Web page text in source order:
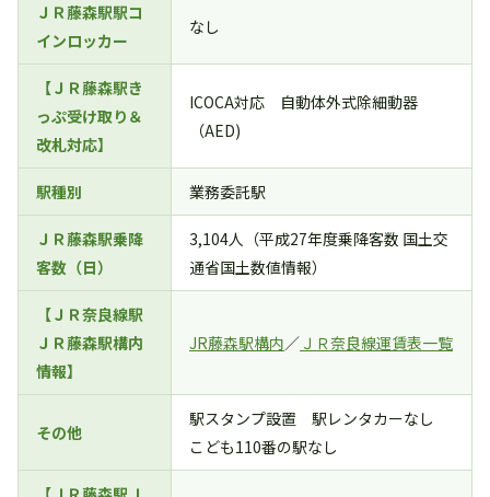
ＪＲ藤森駅駅コ
インロッカー
なし
【ＪＲ藤森駅き
っぷ受け取り＆
改札対応】
ICOCA対応 自動体外式除細動器
（AED)
駅種別 業務委託駅
ＪＲ藤森駅乗降
客数（日）
3,104人（平成27年度乗降客数 国土交
通省国土数値情報）
【ＪＲ奈良線駅
ＪＲ藤森駅構内
情報】
JR藤森駅構内／ ＪＲ奈良線運賃表一覧
その他
駅スタンプ設置 駅レンタカーなし
こども110番の駅なし